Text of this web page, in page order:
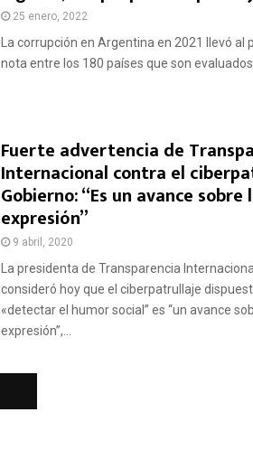
25 enero, 2022
La corrupción en Argentina en 2021 llevó al
nota entre los 180 países que son evaluados
Fuerte advertencia de
Internacional contra el
Gobierno: “Es un avance
expresión”
9 abril, 2020
La presidenta de Transparencia
consideró hoy que el ciberpatrullaje
«detectar el humor social” es “un avance
expresión”,...